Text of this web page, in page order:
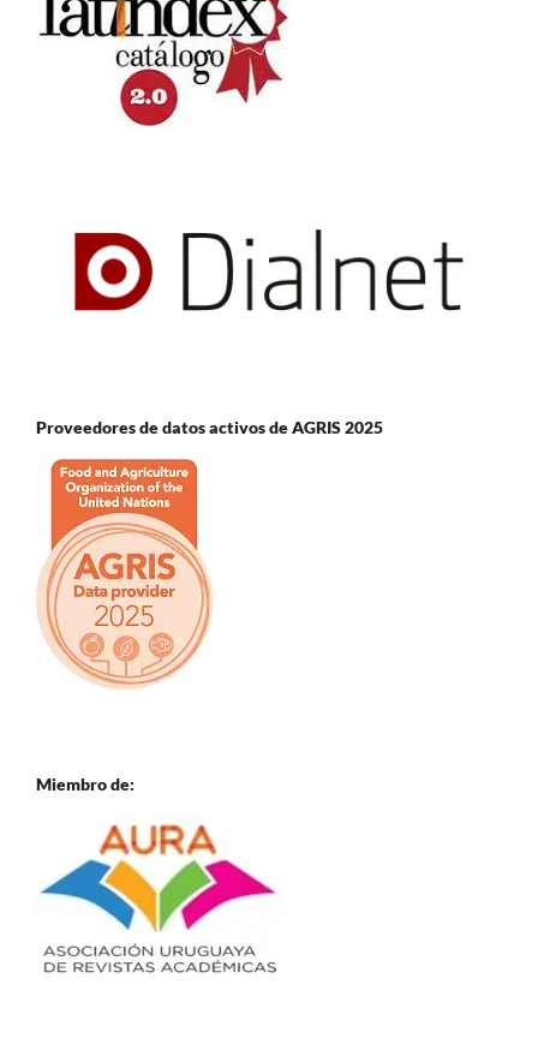
Proveedores de datos activos de AGRIS 2025
Miembro de: